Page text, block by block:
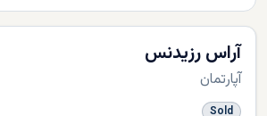
آراس رزیدنس
آپارتمان
Sold